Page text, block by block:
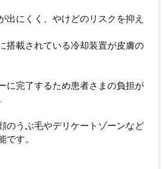
出にくく、やけどのリスクを抑え
搭載されている冷却装置が皮膚の
に完了するため患者さまの負担が
のうぶ毛やデリケートゾーンなど
です。